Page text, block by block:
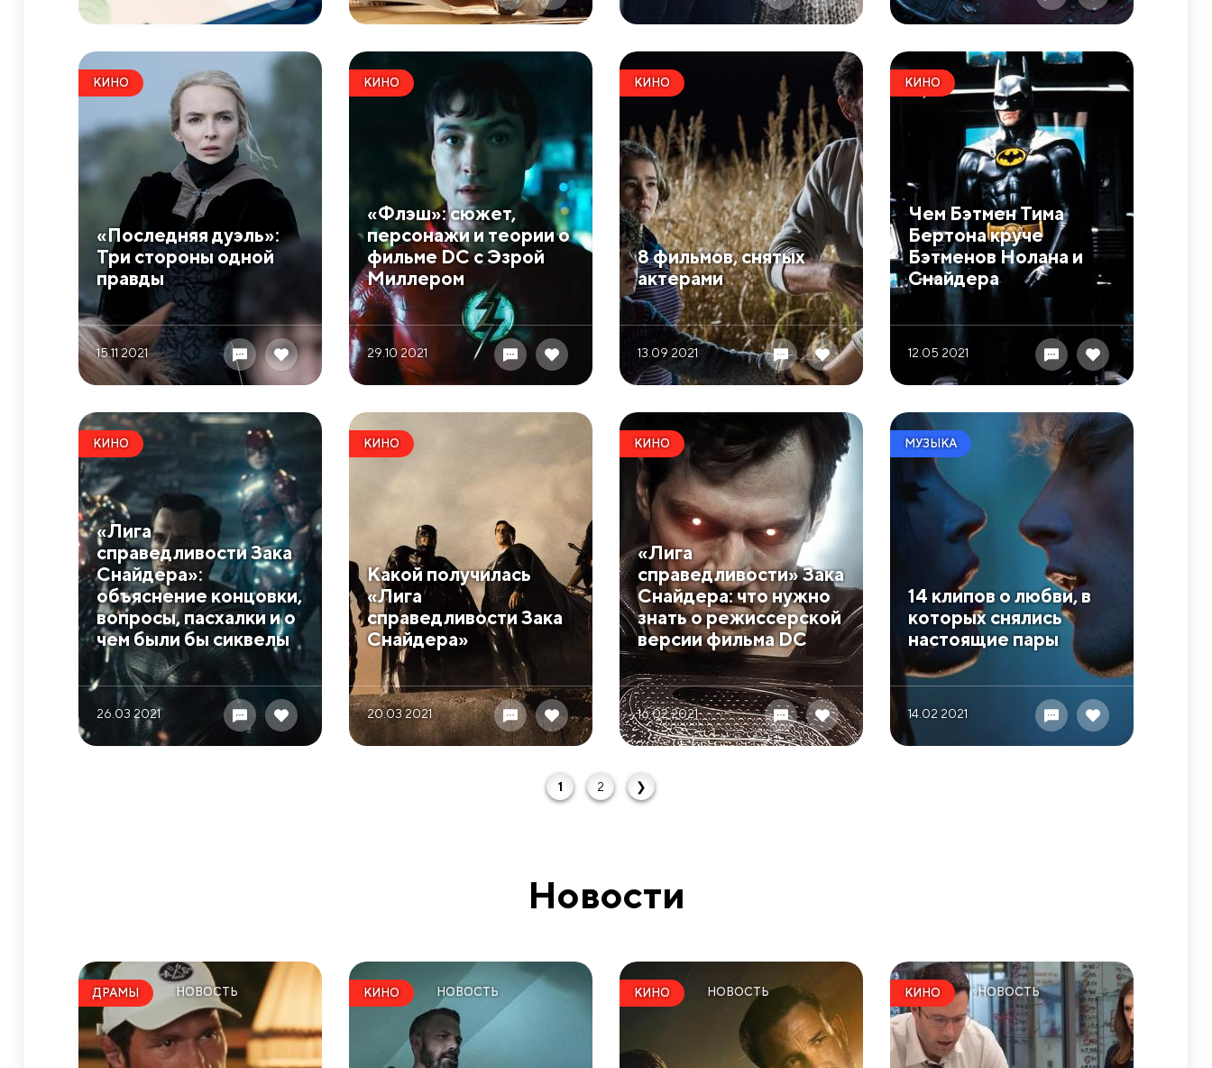
КИНО
​«Последняя дуэль»:
Три стороны одной
правды
15.11 2021
КИНО
​«Флэш»: сюжет,
персонажи и теории о
фильме DC с Эзрой
Миллером
29.10 2021
КИНО
​8 фильмов, снятых
актерами
13.09 2021
КИНО
​Чем Бэтмен Тима
Бертона круче
Бэтменов Нолана и
Снайдера
12.05 2021
КИНО
«Лига
справедливости Зака
Снайдера»:
объяснение концовки,
вопросы, пасхалки и о
чем были бы сиквелы
26.03 2021
КИНО
​Какой получилась
«Лига
справедливости Зака
Снайдера»
20.03 2021
КИНО
​«Лига
справедливости» Зака
Снайдера: что нужно
знать о режиссерской
версии фильма DC
16.02 2021
МУЗЫКА
​14 клипов о любви, в
которых снялись
настоящие пары
14.02 2021
1 2 ❯
Новости
ДРАМЫ НОВОСТЬ КИНО НОВОСТЬ КИНО НОВОСТЬ КИНО НОВОСТЬ